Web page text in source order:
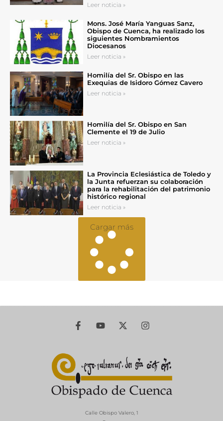
Leer noticia »
Mons. José María Yanguas Sanz,
Obispo de Cuenca, ha realizado los
siguientes Nombramientos
Diocesanos
Leer noticia »
Homilía del Sr. Obispo en las
Exequias de Isidoro Gómez Cavero
Leer noticia »
Homilía del Sr. Obispo en San
Clemente el 19 de Julio
Leer noticia »
La Provincia Eclesiástica de Toledo y
la Junta refuerzan su colaboración
para la rehabilitación del patrimonio
histórico regional
Leer noticia »
Cargar más
Calle Obispo Valero, 1